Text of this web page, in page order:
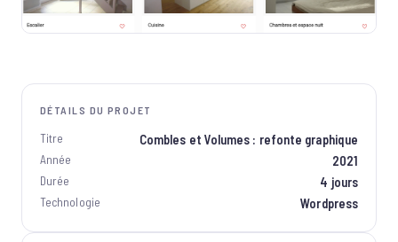
DÉTAILS DU PROJET
Titre Combles et Volumes : refonte graphique
Année 2021
Durée 4 jours
Technologie Wordpress